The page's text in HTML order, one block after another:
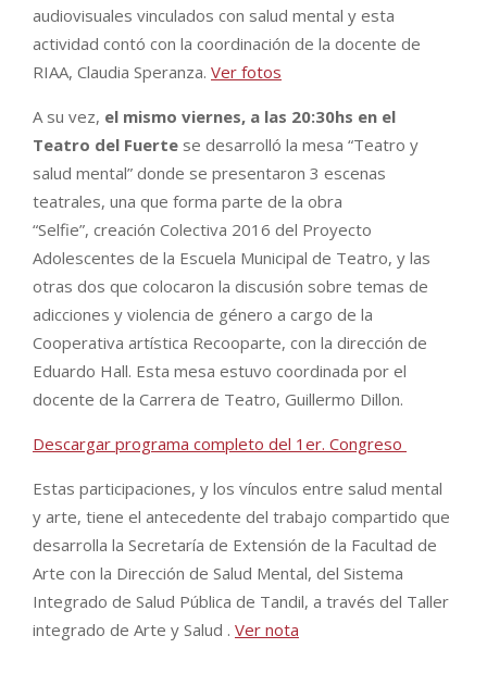
audiovisuales vinculados con salud mental y esta
actividad contó con la coordinación de la docente de
RIAA, Claudia Speranza. Ver fotos
A su vez, el mismo viernes, a las 20:30hs en el
Teatro del Fuerte se desarrolló la mesa “Teatro y
salud mental” donde se presentaron 3 escenas
teatrales, una que forma parte de la obra
“Selfie”, creación Colectiva 2016 del Proyecto
Adolescentes de la Escuela Municipal de Teatro, y las
otras dos que colocaron la discusión sobre temas de
adicciones y violencia de género a cargo de la
Cooperativa artística Recooparte, con la dirección de
Eduardo Hall. Esta mesa estuvo coordinada por el
docente de la Carrera de Teatro, Guillermo Dillon.
Descargar programa completo del 1er. Congreso
Estas participaciones, y los vínculos entre salud mental
y arte, tiene el antecedente del trabajo compartido que
desarrolla la Secretaría de Extensión de la Facultad de
Arte con la Dirección de Salud Mental, del Sistema
Integrado de Salud Pública de Tandil, a través del Taller
integrado de Arte y Salud . Ver nota